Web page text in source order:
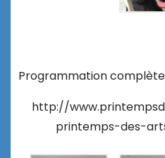
Programmation complète
http://
printemps-des-